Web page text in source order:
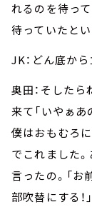
れるのを待っ
待っていたとい
JK：どん底か
奥田：そした
来て「いやぁあ
僕はおもむろ
でこれました
言ったの。「
部吹替にする